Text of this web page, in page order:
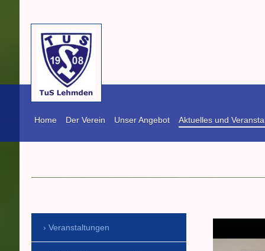
Home Der Verein Unser Angebot Aktuelles und
Veranstaltungen